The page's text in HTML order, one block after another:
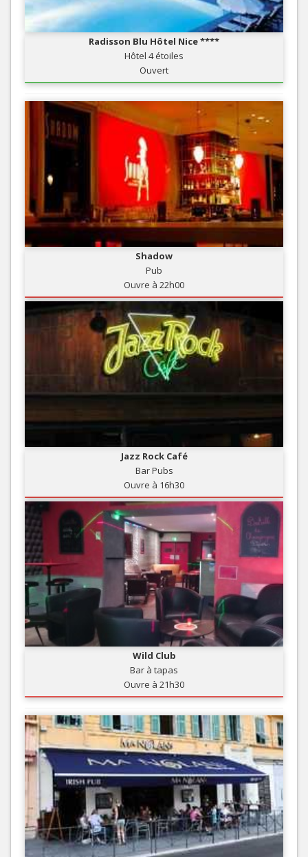
Radisson Blu Hôtel Nice ****
Hôtel 4 étoiles
Ouvert
Shadow
Pub
Ouvre à 22h00
Jazz Rock Café
Bar Pubs
Ouvre à 16h30
Wild Club
Bar à tapas
Ouvre à 21h30